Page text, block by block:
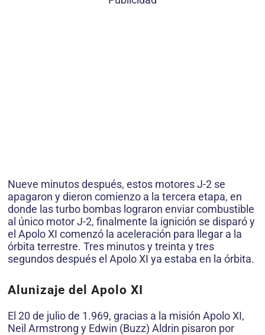
Nueve minutos después, estos motores J-2 se
apagaron y dieron comienzo a la tercera etapa, en
donde las turbo bombas lograron enviar combustible
al único motor J-2, finalmente la ignición se disparó y
el Apolo XI comenzó la aceleración para llegar a la
órbita terrestre. Tres minutos y treinta y tres
segundos después el Apolo XI ya estaba en la órbita.
Alunizaje del Apolo XI
El 20 de julio de 1.969, gracias a la misión Apolo XI,
Neil Armstrong y Edwin (Buzz) Aldrin pisaron por